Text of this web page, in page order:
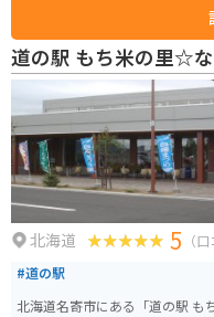
行くので夜や朝方は行かない方
セージを綴るノートが置いてあ
道の駅 もち米の里☆
北海道 5 （
#道の駅
北海道名寄市にある「道の駅